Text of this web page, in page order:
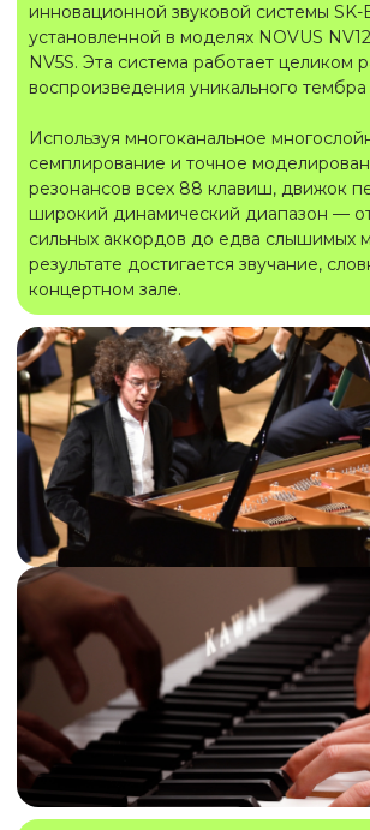
инновационной звуковой системы SK-
установленной в моделях NOVUS
NV5S. Эта система работает целиком
воспроизведения уникального тембра
Используя многоканальное
семплирование и точное
резонансов всех 88 клавиш, движок
широкий динамический диапазон —
сильных аккордов до едва слышимых
результате достигается звучание,
концертном зале.